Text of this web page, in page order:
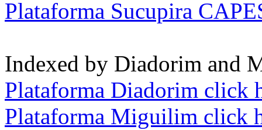
Plataforma Sucupira
Indexed by Diadorim and
Plataforma Diadorim click
Plataforma Miguilim click